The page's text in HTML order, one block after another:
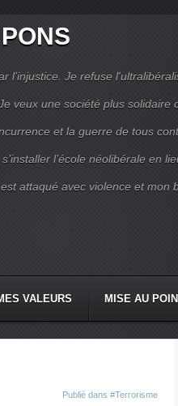
l’injustice. Je refuse
veux une société plus solidaire
et la guerre de tous
l’école néolibérale en
attaqué avec violence et mon
VALEURS MISE AU
Publié dans #Terrorisme